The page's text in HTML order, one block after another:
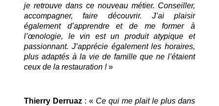
je retrouve dans ce nouveau métier. Conseiller,
accompagner, faire découvrir. J’ai plaisir
également d’apprendre et de me former à
l’œnologie, le vin est un produit atypique et
passionnant. J’apprécie également les horaires,
plus adaptés à la vie de famille que ne l’étaient
ceux de la restauration !»
Thierry Derruaz: « Ce qui me plait le plus dans